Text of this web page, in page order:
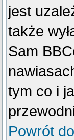
jest
także
Sam
tym co i
Powrót